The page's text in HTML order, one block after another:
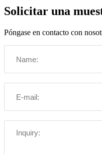
Solicitar una
Póngase en contacto con